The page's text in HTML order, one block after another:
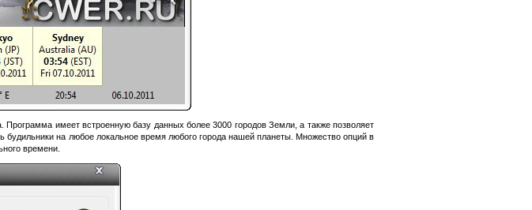
имеет встроенную базу данных более 3000 городов Земли, а также позволяет
будильники на любое локальное время любого города нашей планеты. Множество опций в
времени.